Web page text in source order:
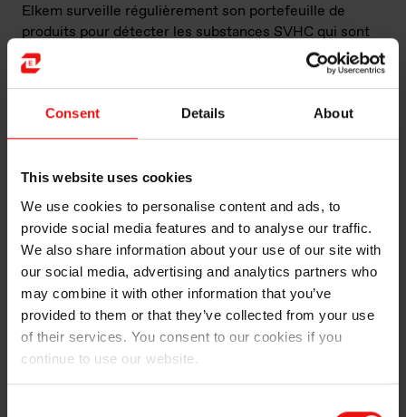
Consent Details About
This website uses cookies
We use cookies to personalise content and ads, to
provide social media features and to analyse our traffic.
We also share information about your use of our site with
our social media, advertising and analytics partners who
may combine it with other information that you’ve
provided to them or that they’ve collected from your use
of their services. You consent to our cookies if you
continue to use our website.
Elkem surveille régulièrement son portefeuille de
produits pour détecter les substances SVHC qui sont
soumises à des exigences réglementaires existantes
ou futures ou qui sont associées à des préoccupations
particulières. Nous révisons régulièrement nos plans
de gestion en définissant les risques spécifiques
associés à chaque substance SVHC identifiée. Nous
les risques identifiés, y compris la substitution
éventuelle si possible, l’élimination progressive de
toute substance présentant un risque inacceptable
pour la santé humaine et/ou l’environnement ou la
limitation de l’exposition à la substance SVHC si la
substitution n’est pas jugée possible. En plus de se
conformer à toutes les réglementations en matière de
production chimique, la division Silicones est signataire
de la Charte mondiale Responsible Care du Conseil
international des associations chimiques (ICCA).
Elkem a trois principaux domaines de produits où les